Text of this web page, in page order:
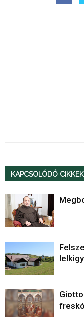
KAPCSOLÓDÓ CIKKEK